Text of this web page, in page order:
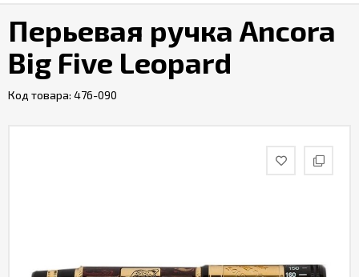
Обзоры
ручек
Контакты
Перьевая ручка Ancora
Big Five Leopard
Код товара: 476-090